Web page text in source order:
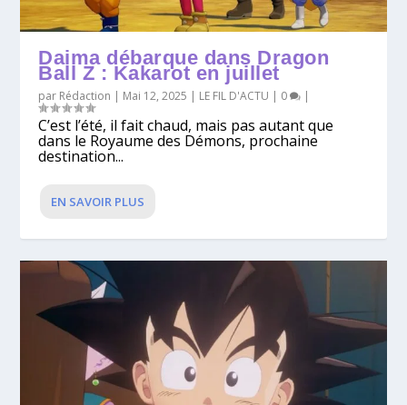
Daima débarque dans Dragon
Ball Z : Kakarot en juillet
par Rédaction | Mai 12, 2025 | LE FIL D'ACTU | 0 |
C’est l’été, il fait chaud, mais pas autant que
dans le Royaume des Démons, prochaine
destination...
EN SAVOIR PLUS